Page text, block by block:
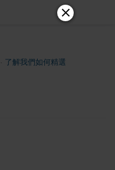
了解我們如何精選